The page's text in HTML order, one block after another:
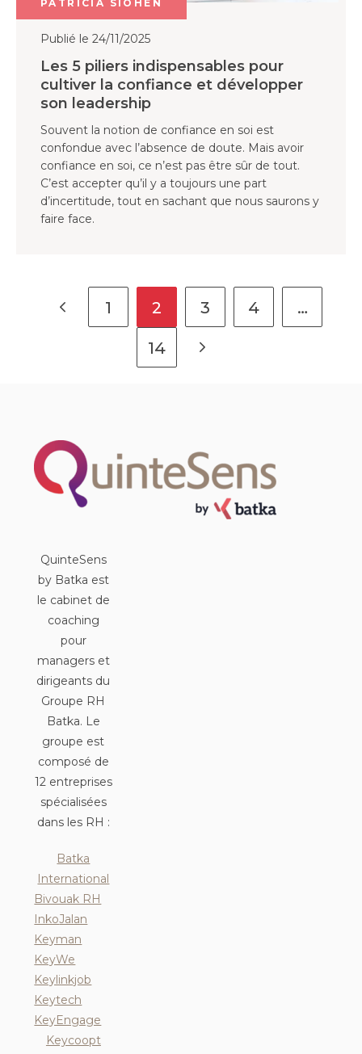
PATRICIA SIOHEN
Publié le 24/11/2025
Les 5 piliers indispensables pour
cultiver la confiance et développer
son leadership
Souvent la notion de confiance en soi est
confondue avec l’absence de doute. Mais avoir
confiance en soi, ce n’est pas être sûr de tout.
C’est accepter qu’il y a toujours une part
d’incertitude, tout en sachant que nous saurons y
faire face.
1 2 3 4 …
14
QuinteSens
by Batka est
le cabinet de
coaching
pour
managers et
dirigeants du
Groupe RH
Batka. Le
groupe est
composé de
12 entreprises
spécialisées
dans les RH :
Batka
International
Bivouak RH
InkoJalan
Keyman
KeyWe
Keylinkjob
Keytech
KeyEngage
Keycoopt